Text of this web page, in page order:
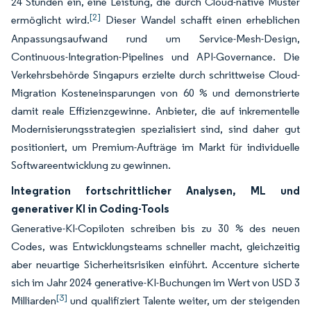
ermöglicht wird.[2] Dieser Wandel schafft einen erheblichen
Anpassungsaufwand rund um Service-Mesh-Design,
Continuous-Integration-Pipelines und API-Governance. Die
Verkehrsbehörde Singapurs erzielte durch schrittweise Cloud-
Migration Kosteneinsparungen von 60 % und demonstrierte
damit reale Effizienzgewinne. Anbieter, die auf inkrementelle
Modernisierungsstrategien spezialisiert sind, sind daher gut
positioniert, um Premium-Aufträge im Markt für individuelle
Softwareentwicklung zu gewinnen.
Integration fortschrittlicher Analysen, ML und
generativer KI in Coding-Tools
Generative-KI-Copiloten schreiben bis zu 30 % des neuen
Codes, was Entwicklungsteams schneller macht, gleichzeitig
aber neuartige Sicherheitsrisiken einführt. Accenture sicherte
sich im Jahr 2024 generative-KI-Buchungen im Wert von USD 3
Milliarden[3] und qualifiziert Talente weiter, um der steigenden